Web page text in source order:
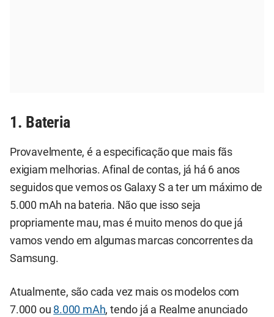
1. Bateria
Provavelmente, é a especificação que mais fãs
exigiam melhorias. Afinal de contas, já há 6 anos
seguidos que vemos os Galaxy S a ter um máximo de
5.000 mAh na bateria. Não que isso seja
propriamente mau, mas é muito menos do que já
vamos vendo em algumas marcas concorrentes da
Samsung.
Atualmente, são cada vez mais os modelos com
7.000 ou 8.000 mAh, tendo já a Realme anunciado